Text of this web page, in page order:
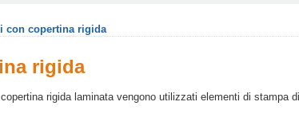
con copertina rigida
rigida
rigida laminata vengono utilizzati elementi di stampa